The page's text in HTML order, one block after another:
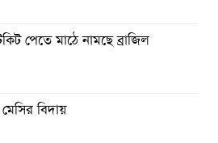
পেতে মাঠে নামছে ব্রাজিল
বিদায়